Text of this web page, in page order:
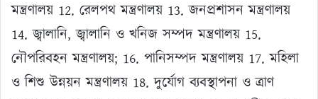
মন্ত্রণালয় 12. রেলপথ মন্ত্রণালয় 13. জনপ্রশাসন মন্ত্রণালয়
14. জ্বালানি, জ্বালানি ও খনিজ সম্পদ মন্ত্রণালয় 15.
নৌপরিবহন মন্ত্রণালয়; 16. পানিসম্পদ মন্ত্রণালয় 17. মহিলা
ও শিশু উন্নয়ন মন্ত্রণালয় 18. দুর্যোগ ব্যবস্থাপনা ও ত্রাণ